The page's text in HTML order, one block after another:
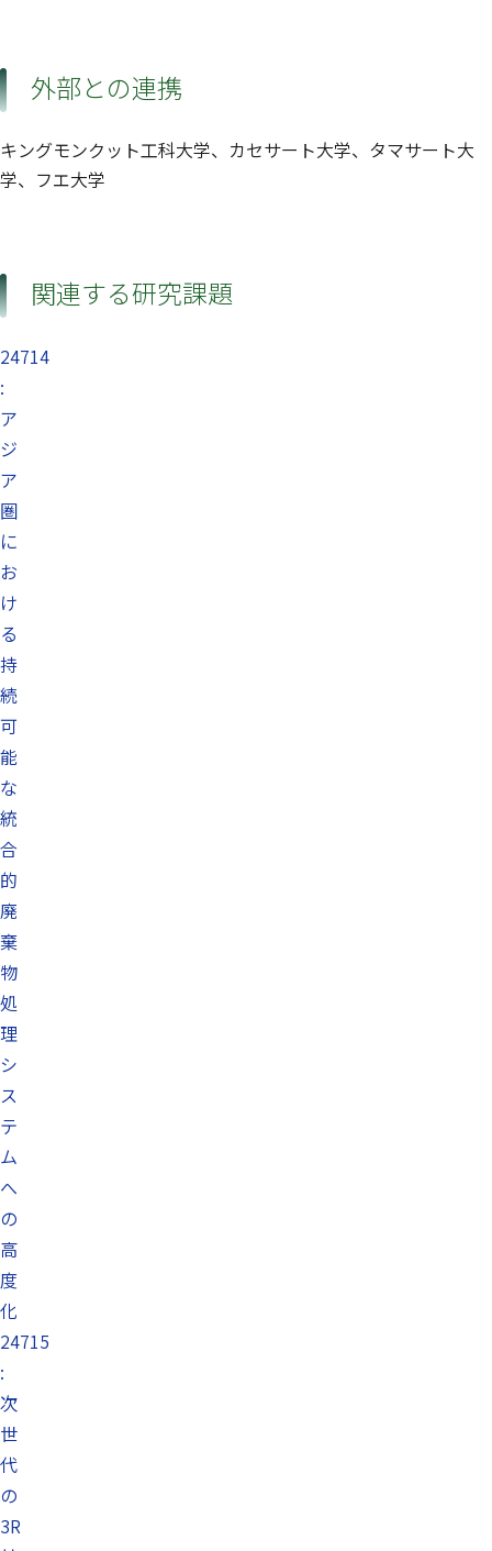
外部との連携
キングモンクット工科大学、カセサート大学、タマサート大
学、フエ大学
関連する研究課題
24714
:
ア
ジ
ア
圏
に
お
け
る
持
続
可
能
な
統
合
的
廃
棄
物
処
理
シ
ス
テ
ム
へ
の
高
度
化
24715
:
次
世
代
の
3R